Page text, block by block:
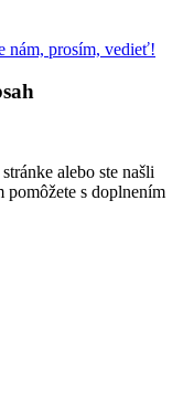
nám, prosím, vedieť!
alebo ste našli
s doplnením